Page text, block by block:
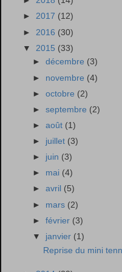
► 2017 (12)
► 2016 (30)
▼ 2015 (33)
►décembre (3)
► novembre (4)
►octobre (2)
►septembre (2)
►août (1)
► juillet (3)
► juin (3)
► mai (4)
►avril (5)
► mars (2)
►février (3)
▼ janvier (1)
Reprise du mini